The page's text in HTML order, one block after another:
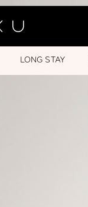
LONG STAY